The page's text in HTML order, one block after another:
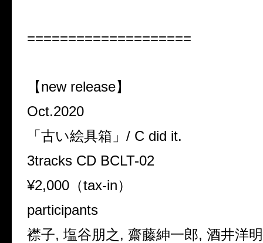
====================
【new release】
Oct.2020
「古い絵具箱」/ C did it.
3tracks CD BCLT-02
¥2,000（tax-in）
participants
襟子, 塩谷朋之, 齋藤紳一郎, 酒井洋